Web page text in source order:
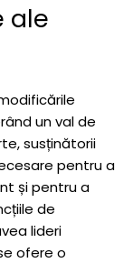
ale
un val de
susținătorii
pentru a
și pentru a
de
lideri
ofere o